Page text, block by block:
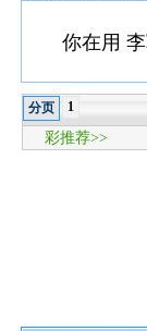
你在用
分页 1
彩推荐>>